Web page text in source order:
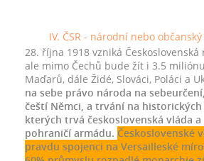
IV. ČSR - národní nebo
28. října 1918 vzniká
ale mimo Čechů bude žít i 3.5
Maďarů, dále Židé, Slováci, Poláci a
na sebe právo národa na
čeští Němci, a trvání na
kterých trvá československá vláda
pohraničí armádu. Československé
pravdu spojenci na Versailleské